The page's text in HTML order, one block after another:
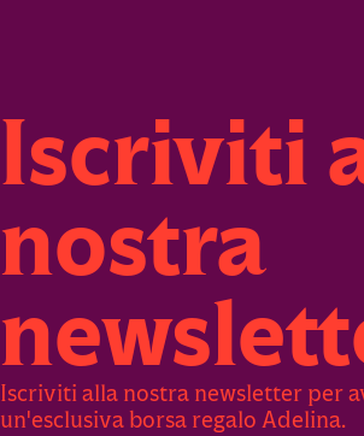
Iscriviti
nostra
Iscriviti alla nostra newsletter per
un'esclusiva borsa regalo Adelina.